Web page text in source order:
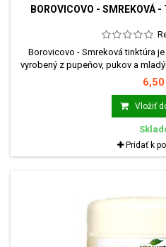
BOROVICOVO - SMREKOVÁ
Borovicovo - Smreková tinktúra
vyrobený z pupeňov, pukov a
užitie je vhodná vo forme tinktúry
Táto regeneruje kosti, chrupavky,
artritíde najmä u Vložiť
Pridať k